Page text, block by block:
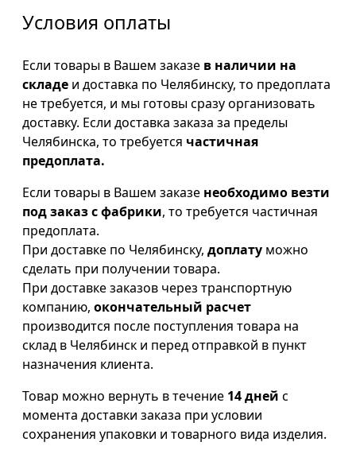
Условия оплаты
Если товары в Вашем заказе в наличии на
складе и доставка по Челябинску, то предоплата
не требуется, и мы готовы сразу организовать
доставку. Если доставка заказа за пределы
Челябинска, то требуется частичная
предоплата.
Если товары в Вашем заказе необходимо везти
под заказ с фабрики, то требуется частичная
предоплата.
При доставке по Челябинску, доплату можно
сделать при получении товара.
При доставке заказов через транспортную
компанию, окончательный расчет
производится после поступления товара на
склад в Челябинск и перед отправкой в пункт
назначения клиента.
Товар можно вернуть в течение 14 дней с
момента доставки заказа при условии
сохранения упаковки и товарного вида изделия.